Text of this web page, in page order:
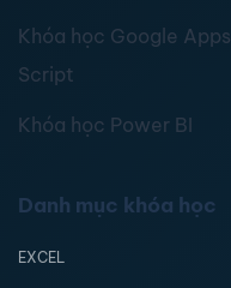
Khóa học Google Apps
Script
Khóa học Power BI
Danh mục khóa học
EXCEL